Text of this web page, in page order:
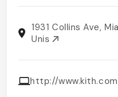
1931 Collins Ave,
Unis
http://